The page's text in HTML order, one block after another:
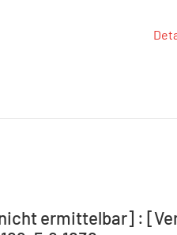
ermittelbar] :